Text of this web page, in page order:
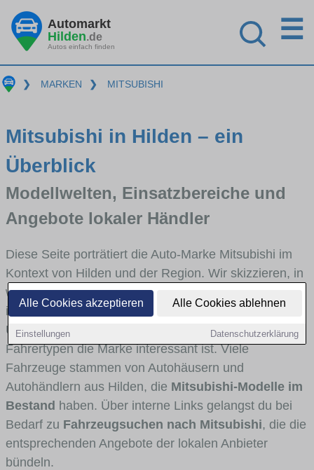
Alle Cookies akzeptieren Alle Cookies ablehnen
Einstellungen Datenschutzerklärung
Automarkt
Hilden.de
Autos einfach finden
☰
❯ MARKEN ❯ MITSUBISHI
Mitsubishi in Hilden – ein
Überblick
Modellwelten, Einsatzbereiche und
Angebote lokaler Händler
Diese Seite porträtiert die Auto-Marke Mitsubishi im
Kontext von Hilden und der Region. Wir skizzieren, in
welchen Fahrzeugklassen Mitsubishi stark vertreten
ist, welche Modellreihen häufig im Stadt- und
Umlandverkehr zu sehen sind und für welche
Fahrertypen die Marke interessant ist. Viele
Fahrzeuge stammen von Autohäusern und
Autohändlern aus Hilden, die Mitsubishi-Modelle im
Bestand haben. Über interne Links gelangst du bei
Bedarf zu Fahrzeugsuchen nach Mitsubishi, die die
entsprechenden Angebote der lokalen Anbieter
bündeln.